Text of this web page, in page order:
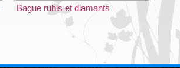
Bague rubis et diamants